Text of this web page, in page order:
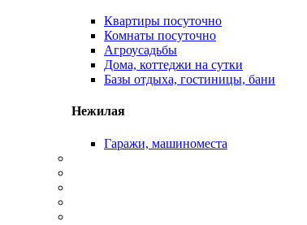
Квартиры посуточно
Комнаты посуточно
Агроусадьбы
Дома, коттеджи на сутки
Базы отдыха, гостиницы, бани
Нежилая
Гаражи, машиноместа